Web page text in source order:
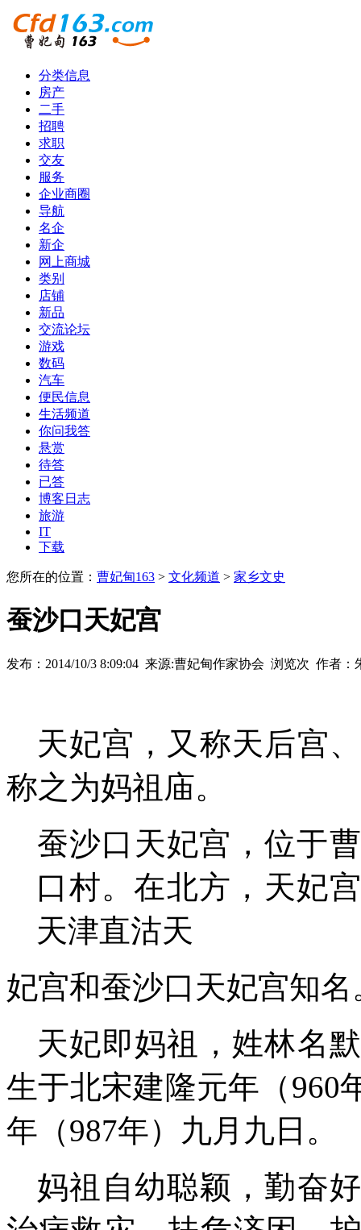
分类信息
房产
二手
招聘
求职
交友
服务
企业商圈
导航
名企
新企
网上商城
类别
店铺
新品
交流论坛
游戏
数码
汽车
便民信息
生活频道
你问我答
悬赏
待答
已答
博客日志
旅游
IT
下载
您所在的位置： 曹妃甸163 > 文化频道 > 家乡文史
蚕沙口天妃宫
发布：2014/10/3 8:09:04 来源:曹妃甸作家协会 浏览次 作者：
天妃宫，又称天后宫
称之为妈祖庙。
蚕沙口天妃宫 ， 位于
口村。在北方 ， 天妃宫
天津直沽天
妃宫和蚕沙口天妃宫知名
天妃即妈祖 ， 姓林名
生于北宋建隆元年（960
年（987年）九月九日。
妈祖自幼聪颖 ，勤奋